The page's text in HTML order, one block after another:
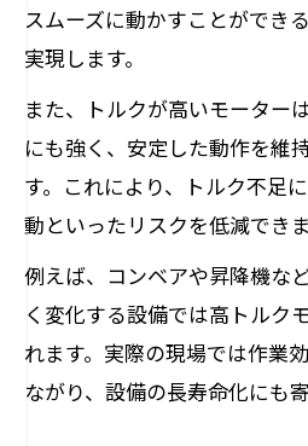
スムーズに動かすことができ
実現します。
また、トルクが高いモーター
にも強く、安定した動作を維
す。これにより、トルク不足
動といったリスクを低減できま
例えば、コンベアや昇降機な
く変化する設備では高トルク
れます。実際の現場では作業
ながり、設備の長寿命化にも寄